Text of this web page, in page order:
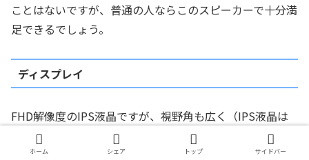
ことはないですが、普通の人ならこのスピーカーで十分満
足できるでしょう。
ディスプレイ
FHD解像度のIPS液晶ですが、視野角も広く（IPS液晶は
みなそうです）発色も良好です。私はいつもレビューの
際、「花」の画像を使って他製品との比較などを行うので
ホーム シェア トップ サイドバー